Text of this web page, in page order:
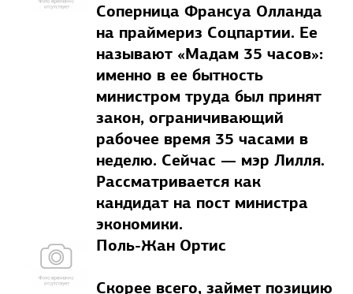
Соперница Франсуа Олланда
на праймериз Соцпартии. Ее
называют «Мадам 35 часов»:
именно в ее бытность
министром труда был принят
закон, ограничивающий
рабочее время 35 часами в
неделю. Сейчас — мэр Лилля.
Рассматривается как
кандидат на пост министра
экономики.
Поль-Жан Ортис
Скорее всего, займет позицию